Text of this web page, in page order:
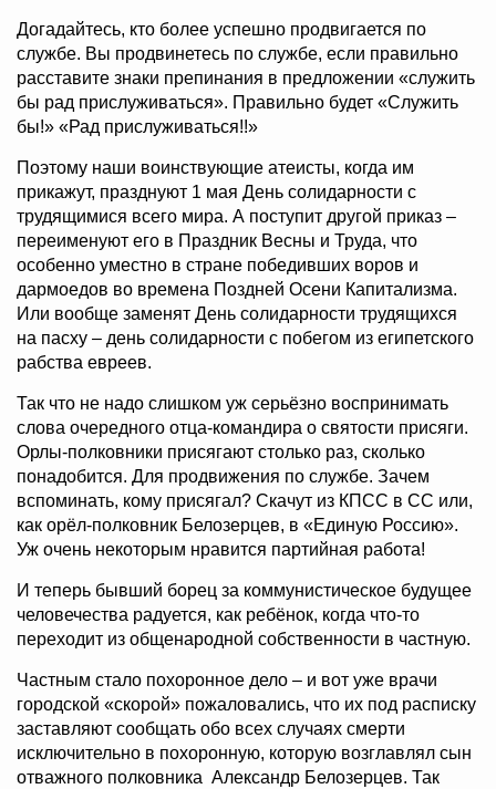
Догадайтесь, кто более успешно продвигается по
службе. Вы продвинетесь по службе, если правильно
расставите знаки препинания в предложении «служить
бы рад прислуживаться». Правильно будет «Служить
бы!» «Рад прислуживаться!!»
Поэтому наши воинствующие атеисты, когда им
прикажут, празднуют 1 мая День солидарности с
трудящимися всего мира. А поступит другой приказ –
переименуют его в Праздник Весны и Труда, что
особенно уместно в стране победивших воров и
дармоедов во времена Поздней Осени Капитализма.
Или вообще заменят День солидарности трудящихся
на пасху – день солидарности с побегом из египетского
рабства евреев.
Так что не надо слишком уж серьёзно воспринимать
слова очередного отца-командира о святости присяги.
Орлы-полковники присягают столько раз, сколько
понадобится. Для продвижения по службе. Зачем
вспоминать, кому присягал? Скачут из КПСС в СС или,
как орёл-полковник Белозерцев, в «Единую Россию».
Уж очень некоторым нравится партийная работа!
И теперь бывший борец за коммунистическое будущее
человечества радуется, как ребёнок, когда что-то
переходит из общенародной собственности в частную.
Частным стало похоронное дело – и вот уже врачи
городской «скорой» пожаловались, что их под расписку
заставляют сообщать обо всех случаях смерти
исключительно в похоронную, которую возглавлял сын
отважного полковника Александр Белозерцев. Так